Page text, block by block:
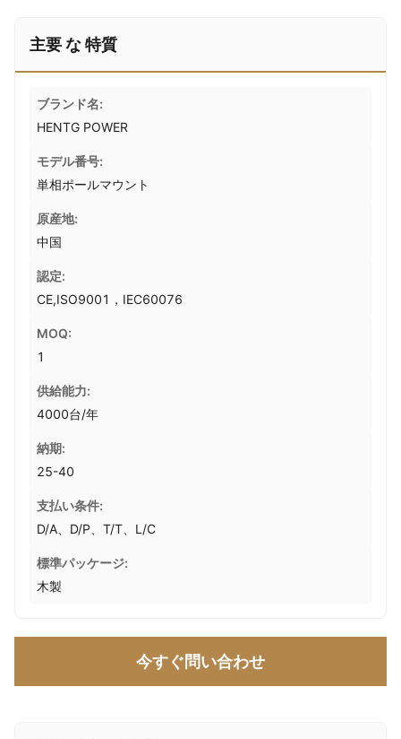
主要 な 特質
ブランド名:
HENTG POWER
モデル番号:
単相ポールマウント
原産地:
中国
認定:
CE,ISO9001，IEC60076
MOQ:
1
供給能力:
4000台/年
納期:
25-40
支払い条件:
D/A、D/P、T/T、L/C
標準パッケージ:
木製
今すぐ問い合わせ